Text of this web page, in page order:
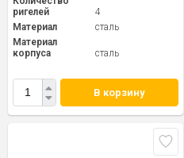
ригелей
4
Материал
сталь
Материал
корпуса
сталь
В корзину